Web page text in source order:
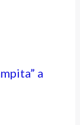
a